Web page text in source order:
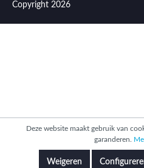
Copyright 2026
Deze website maakt gebruik van
garanderen.
Weigeren